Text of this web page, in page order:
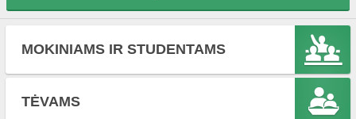
MOKINIAMS IR STUDENTAMS
TĖVAMS